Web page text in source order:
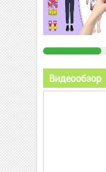
Видеообзор